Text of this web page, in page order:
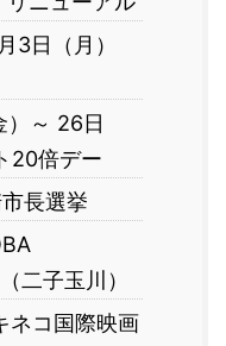
3日（月）
～ 26日
20倍デー
長選挙
二子玉川）
ネコ国際映画